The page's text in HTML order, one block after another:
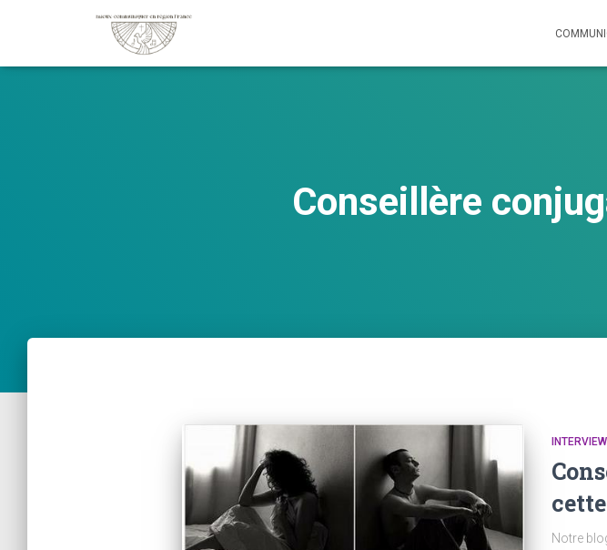
Conseillère
Notre